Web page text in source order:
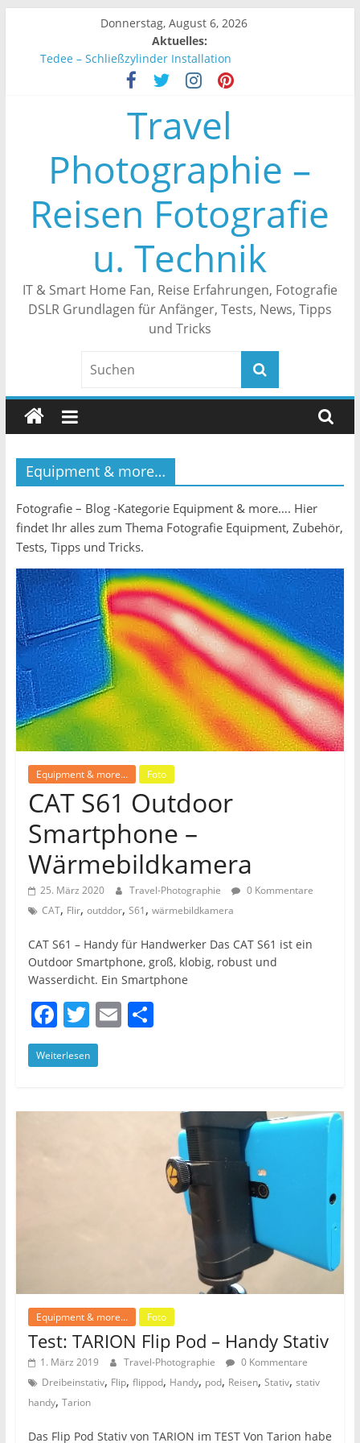
springen
Donnerstag, August 6, 2026
Aktuelles:
Tedee – Schließzylinder Installation
Tedee – Smartes Türschloss Automatisch schließen
Unifi Controller – Endgeräte werden nicht angezeigt
Tedee – Smartes Türschloss an Alexa anbinden
Tedee – ErfahrungenTravel
Photographie –
Reisen Fotografie
u. Technik
IT & Smart Home Fan, Reise Erfahrungen, Fotografie
DSLR Grundlagen für Anfänger, Tests, News, Tipps
und Tricks
Equipment & more…
Fotografie – Blog -Kategorie Equipment & more…. Hier
findet Ihr alles zum Thema Fotografie Equipment, Zubehör,
Tests, Tipps und Tricks.
Equipment & more... Foto
CAT S61 Outdoor
Smartphone –
Wärmebildkamera
25. März 2020 Travel-Photographie
0 Kommentare
CAT, Flir, outddor, S61 , wärmebildkamera
CAT S61 – Handy für Handwerker Das CAT S61 ist ein
Outdoor Smartphone, groß, klobig, robust und
Wasserdicht. Ein Smartphone
F
a
c
b
T
w
itt
E T
Weiterlesen
Equipment & more... Foto
Test: TARION Flip Pod – Handy Stativ
1. März 2019 Travel-Photographie
0 Kommentare
Dreibeinstativ, Flip, flippod, Handy, pod, Reisen, Stativ, stativ
handy, Tarion
Das Flip Pod Stativ von TARION im TEST Von Tarion habe